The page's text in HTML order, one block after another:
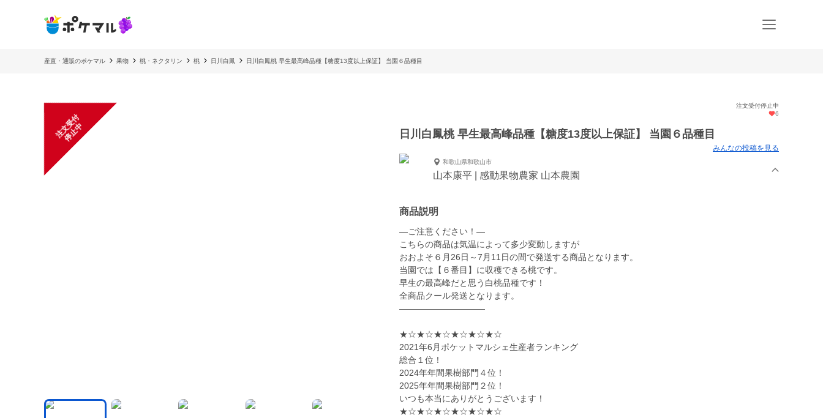
産直・通販のポケマル 果物 桃・ネクタリン 桃 日川白鳳 日川白鳳桃 早生最高峰品種【糖度13度以上保証】 当園６品種目
注
文
受
付
停
止
中
注文受付停止中
6
日川白鳳桃 早生最高峰品種【糖度13度以上保証】 当園６品種目
みんなの投稿を見る
和歌山県和歌山市
山本康平 | 感動果物農家 山本農園
商品説明
—ご注意ください！—
こちらの商品は気温によって多少変動しますが
おおよそ６月26日～7月11日の間で発送する商品となります。
当園では【６番目】に収穫できる桃です。
早生の最高峰だと思う白桃品種です！
全商品クール発送となります。
——————————
★☆★☆★☆★☆★☆★☆
2021年6月ポケットマルシェ生産者ランキング
総合１位！
2024年年間果樹部門４位！
2025年年間果樹部門２位！
いつも本当にありがとうございます！
★☆★☆★☆★☆★☆★☆